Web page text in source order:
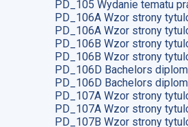
PD_105 Wydanie tematu
PD_106A Wzor strony
PD_106A Wzor strony
PD_106B Wzor strony
PD_106B Wzor strony
PD_106D Bachelors
PD_106D Bachelors
PD_107A Wzor strony
PD_107A Wzor strony
PD_107B Wzor strony